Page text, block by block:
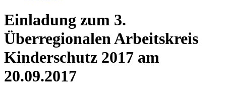
Einladung zum 3.
Überregionalen Arbeitskreis
Kinderschutz 2017 am
20.09.2017